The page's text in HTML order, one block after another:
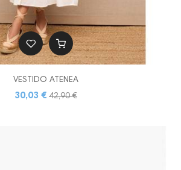
VESTIDO ATENEA
30,03 € 42,90 €